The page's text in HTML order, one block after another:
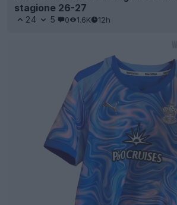
stagione 26-27
24 5 0 1.6K 12h